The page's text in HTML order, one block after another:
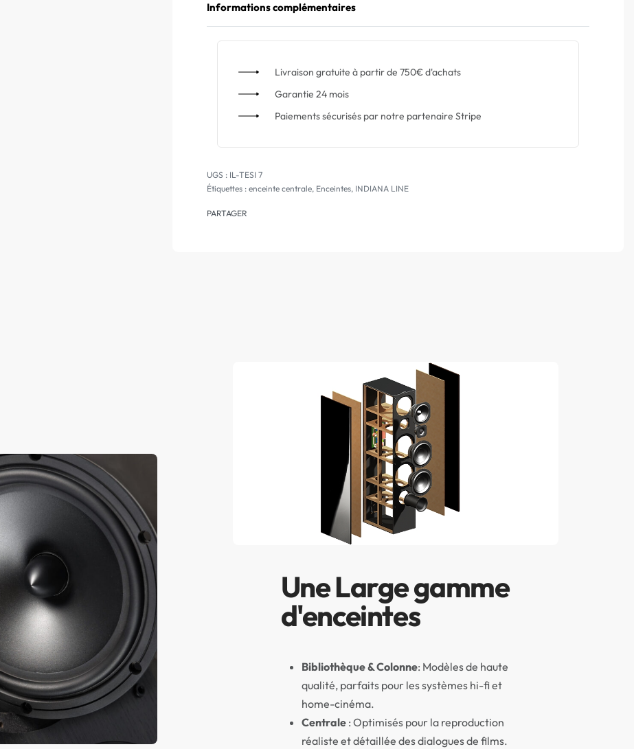
Informations complémentaires
Livraison gratuite à partir de 750€ d'achats
Garantie 24 mois
Paiements sécurisés par notre partenaire Stripe
IL-TESI 7
Étiquettes : enceinte centrale, Enceintes, INDIANA LINE
PARTAGER
Une Large gamme
d'enceintes
Bibliothèque& Colonne: Modèles de haute
qualité, parfaits pour les systèmes hi-fi et
home-cinéma.
Centrale: Optimisés pour la reproduction
réaliste et détaillée des dialogues de films.